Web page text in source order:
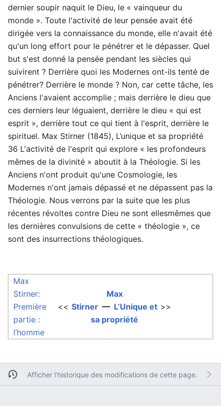
dernier soupir naquit le Dieu, le « vainqueur du
monde ». Toute l'activité de leur pensée avait été
dirigée vers la connaissance du monde, elle n'avait été
qu'un long effort pour le pénétrer et le dépasser. Quel
but s'est donné la pensée pendant les siècles qui
suivirent ? Derrière quoi les Modernes ont-ils tenté de
pénétrer? Derrière le monde ? Non, car cette tâche, les
Anciens l'avaient accomplie ; mais derrière le dieu que
ces derniers leur léguaient, derrière le dieu « qui est
esprit », derrière tout ce qui tient à l'esprit, derrière le
spirituel. Max Stirner (1845), L’unique et sa propriété
36 L'activité de l'esprit qui explore « les profondeurs
mêmes de la divinité » aboutit à la Théologie. Si les
Anciens n'ont produit qu'une Cosmologie, les
Modernes n'ont jamais dépassé et ne dépassent pas la
Théologie. Nous verrons par la suite que les plus
récentes révoltes contre Dieu ne sont ellesmêmes que
les dernières convulsions de cette « théologie », ce
sont des insurrections théologiques.
Max
Stirner:
Première
partie :
l’homme
<<
Max
Stirner — L’Unique et
sa propriété
>>
Afficher l’historique des modifications de cette page.